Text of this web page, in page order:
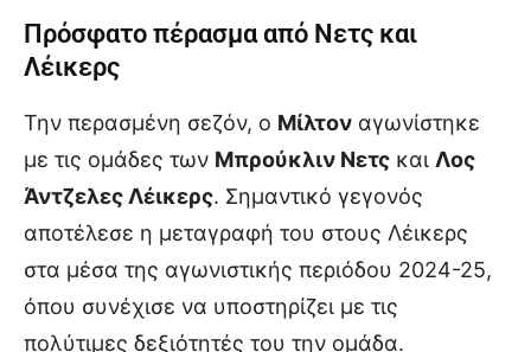
Πρόσφατο πέρασμα από Νετς και
Λέικερς
Την περασμένη σεζόν, ο Μίλτον αγωνίστηκε
με τις ομάδες των Μπρούκλιν Νετς και Λος
Άντζελες Λέικερς. Σημαντικό γεγονός
αποτέλεσε η μεταγραφή του στους Λέικερς
στα μέσα της αγωνιστικής περιόδου 2024-25,
όπου συνέχισε να υποστηρίζει με τις
πολύτιμες δεξιότητές του την ομάδα.